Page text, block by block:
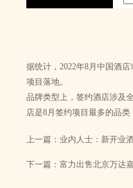
据统计，2022年8月中国酒
项目落地。
品牌类型上，签约酒店涉及
店是8月签约项目最多的品
上一篇： 业内人士：新开业
下一篇： 富力出售北京万达